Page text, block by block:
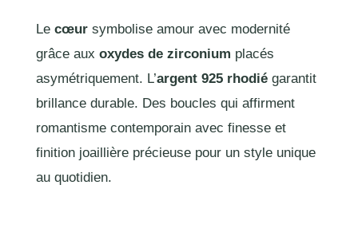
Le cœursymbolise amour avec modernité
grâce aux oxydes de zirconium placés
asymétriquement. L’argent 925 rhodiégarantit
brillance durable. Des boucles qui affirment
romantisme contemporain avec finesse et
finition joaillière précieuse pour un style unique
au quotidien.